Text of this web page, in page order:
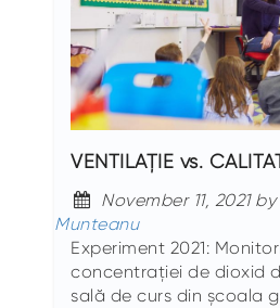
VENTILAȚIE vs.
November 11, 2021 by
Munteanu
Experiment 2021:
concentrației de dioxid
sală de curs din școala